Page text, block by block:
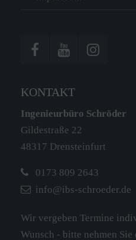
KONTAKT
Ingenieurbüro Schröder
Gildestraße 22
48317 Drensteinfurt
0173 809 2643
info@ibs-schroeder.de
Wir vergeben Termine
Wunsch - bitte nehmen